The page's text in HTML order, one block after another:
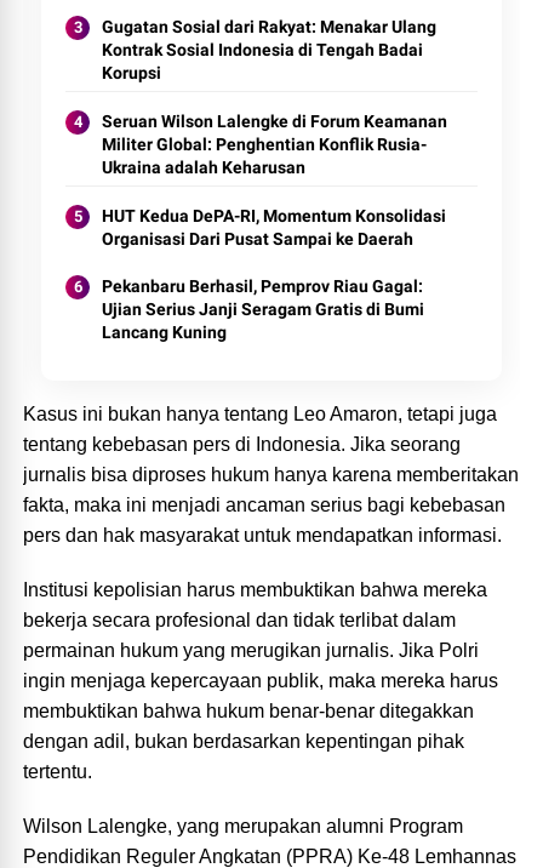
Gugatan Sosial dari Rakyat: Menakar Ulang
Kontrak Sosial Indonesia di Tengah Badai
Korupsi
Seruan Wilson Lalengke di Forum Keamanan
Militer Global: Penghentian Konflik Rusia-
Ukraina adalah Keharusan
HUT Kedua DePA-RI, Momentum Konsolidasi
Organisasi Dari Pusat Sampai ke Daerah
Pekanbaru Berhasil, Pemprov Riau Gagal:
Ujian Serius Janji Seragam Gratis di Bumi
Lancang Kuning
Kasus ini bukan hanya tentang Leo Amaron, tetapi juga
tentang kebebasan pers di Indonesia. Jika seorang
jurnalis bisa diproses hukum hanya karena memberitakan
fakta, maka ini menjadi ancaman serius bagi kebebasan
pers dan hak masyarakat untuk mendapatkan informasi.
Institusi kepolisian harus membuktikan bahwa mereka
bekerja secara profesional dan tidak terlibat dalam
permainan hukum yang merugikan jurnalis. Jika Polri
ingin menjaga kepercayaan publik, maka mereka harus
membuktikan bahwa hukum benar-benar ditegakkan
dengan adil, bukan berdasarkan kepentingan pihak
tertentu.
Wilson Lalengke, yang merupakan alumni Program
Pendidikan Reguler Angkatan (PPRA) Ke-48 Lemhannas